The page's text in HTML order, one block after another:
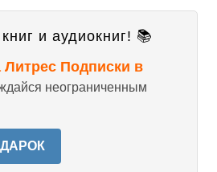
и аудиокниг! 📚
Литрес Подписки в
неограниченным